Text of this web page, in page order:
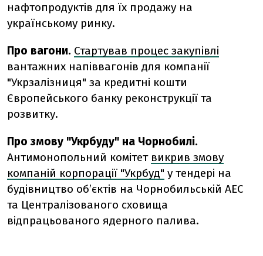
нафтопродуктів для їх продажу на
українському ринку.
Про вагони. Стартував процес закупівлі
вантажних напіввагонів для компанії
"Укрзалізниця" за кредитні кошти
Європейського банку реконструкції та
розвитку.
Про змову "Укрбуду" на Чорнобилі.
Антимонопольний комітет викрив змову
компаній корпорації "Укрбуд" у тендері на
будівництво об’єктів на Чорнобильській АЕС
та Централізованого сховища
відпрацьованого ядерного палива.